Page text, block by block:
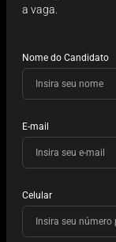
a vaga.
Nome do Candidato
E-mail
Celular